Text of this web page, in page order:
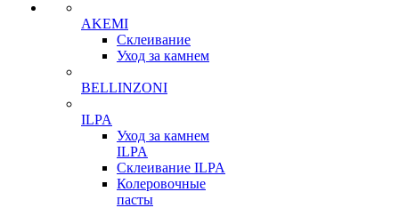
AKEMI
Склеивание
Уход за камнем
BELLINZONI
ILPA
Уход за камнем
ILPA
Склеивание ILPA
Колеровочные
пасты